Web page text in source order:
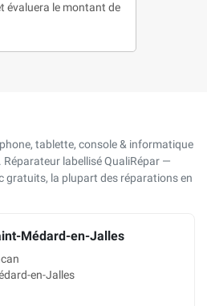
évaluera le montant de
tablette, console & informatique
Réparateur labellisé QualiRépar —
gratuits, la plupart des réparations en
Médard-en-Jalles
en-Jalles